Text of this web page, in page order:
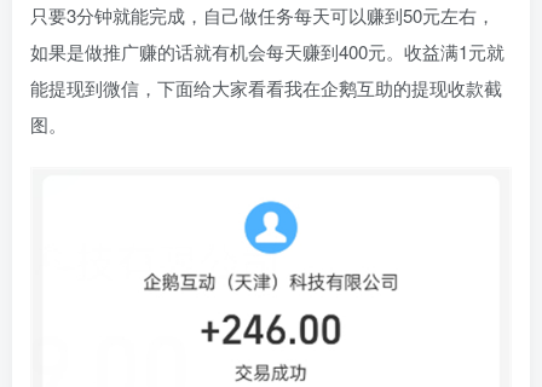
只要3分钟就能完成，自己做任务每天可以赚到50元左右，
如果是做推广赚的话就有机会每天赚到400元。收益满1元就
能提现到微信，下面给大家看看我在企鹅互助的提现收款截
图。